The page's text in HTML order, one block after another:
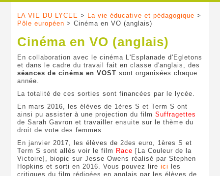
LA VIE DU LYCEE > La vie éducative et pédagogique >
Pôle européen > Cinéma en VO (anglais)
Cinéma en VO (anglais)
En collaboration avec le cinéma L'Esplanade d'Egletons
et dans le cadre du travail fait en classe d'anglais, des
séances de cinéma en VOST sont organisées chaque
année.
La totalité de ces sorties sont financées par le lycée.
En mars 2016, les élèves de 1ères S et Term S ont
ainsi pu assister à une projection du film Suffragettes
de Sarah Gavron et travailler ensuite sur le thème du
droit de vote des femmes.
En janvier 2017, les élèves de 2des euro, 1ères S et
Term S sont allés voir le film Race [La Couleur de la
Victoire], biopic sur Jesse Owens réalisé par Stephen
Hopkins et sorti en 2016. Vous pouvez lire ici les
critiques du film rédigées en anglais par les élèves de